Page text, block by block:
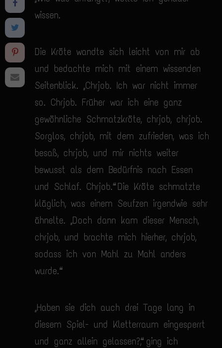
wissen.
Die Kröte wandte sich leicht von mir ab
und bedachte mich mit einem wissenden
Seitenblick. „Chrjob. Ich war nicht immer
so. Chrjob. Früher war ich eine ganz
gewöhnliche Schmatzkröte, chrjob, chrjob.
Sorglos, chrjob, mit dem zufrieden, was ich
besaß, chrjob, und mir nichts weiter
bewusst als dem Bedürfnis nach Essen
und Schlaf. Chrjob.“ Die Kröte schmatzte
kläglich, was einem Seufzen irgendwie sehr
ähnelte. „Doch dann kam dieser Mensch,
chrjob, und brachte mich hierher, chrjob,
sodass ich von Mahl zu Mahl anders
wurde.“
„Haben sie dich auch drei Tage lang in
diesem Spiel- und Kletterraum eingesperrt
und ganz allein gelassen?“, ging ich